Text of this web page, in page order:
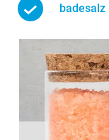
badesalz